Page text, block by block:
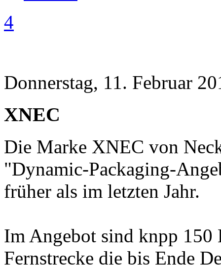
4
Donnerstag, 11. Februar
XNEC
Die Marke XNEC von
"Dynamic-Packaging-
früher als im letzten Jahr.
Im Angebot sind knpp
Fernstrecke die bis Ende